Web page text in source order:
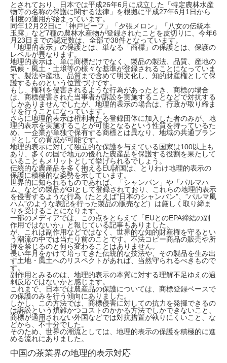
とされており、日本では平成26年6月に成立した「特定農林水産
物等の名称の保護に関する法律」を根拠に平成27年6月1日から
制度の運用が始まっています。
同年12月22日に「神戸ビーフ」「夕張メロン」「八女の伝統本
玉露」など7種の農林水産物が登録されたことを皮切りに、今年6
月23日までの認定数は、全部で38件となっています。
「地理的表示」の保護とは、単なる「商標」の保護とは、保護の
レベルが異なります。
地理的表示は、単に商標だけでなく、製品の製法、品質、産地の
気候・風土・土壌等の様々な基準が登録されることになっていま
す。製法や産地、品質まで含めて明文化し、知的財産権として保
護するものという位置づけです。
もし、権利を侵害されるような行為があったとき、商標の場合
は、商標侵害された当事者が訴訟を実施することなどで対抗する
しかありませんでしたが、地理的表示の場合は、行政が取り締ま
りを行うことになっています。
さらに地理的表示は権利者たる登録団体に加入した者のみが、地
理的表示を実施することが可能となるという性質を持っているた
め、一企業が単独で保有する商標とは異なり、地域の共通ブラン
ドとしての育成が可能です。
地理的表示に対して独立的な保護を与えている国家は100以上も
あり、多くの国で地元の優れた農産品を保護する役割を果たして
いることもメリットとして挙げられるでしょう。
伝統的な農産品を多く抱えるEU諸国は、とりわけ地理的表示の
保護に積極的な姿勢を示しています。
世界的に知られるものであれば、「シャンパン」や「パルマハ
ム」などの製品がGIとして登録されており、これらの地理的表示
を侵害するような行為（たとえば”日本のシャンパン”、”パルマ風
ハム”のような表記を行った製品の販売など）は厳しく取り締ま
りを受けることになります。
一部のメディアでは、この点をとらえて「EUとのEPA締結の副
作用ではないか」と報じている記事もありました。
が、これは副作用などではなく、世界的な知的財産権を守るとい
う潮流の中では当たり前のことです。不法コピー商品の販売や所
持を禁じるのと何ら変わることはありません。
長い年月をかけて培ってきた伝統的な技法や、その製品を生み出
す土地・風土へのリスペクトがあれば、当然守られるべきもので
す。
副作用とみるのは、地理的表示の本質に対する理解不足ゆえの過
剰反応ではないかと感じます。
これまで、日本では農産品の保護については、商標登録ベースで
の保護のみを行う傾向にありました。
しかし、この方法では、商標侵害に対しての抗力を発揮できるの
は訴訟という煩雑かつコストのかかる方法でしかできないこと、
商標が適用されない外国などでは対抗措置が執りにくいこと、な
どから、不十分でした。
そのため、世界の潮流としては、地理的表示の保護を積極的に進
める流れにありました。
中国の茶業界の地理的表示対応